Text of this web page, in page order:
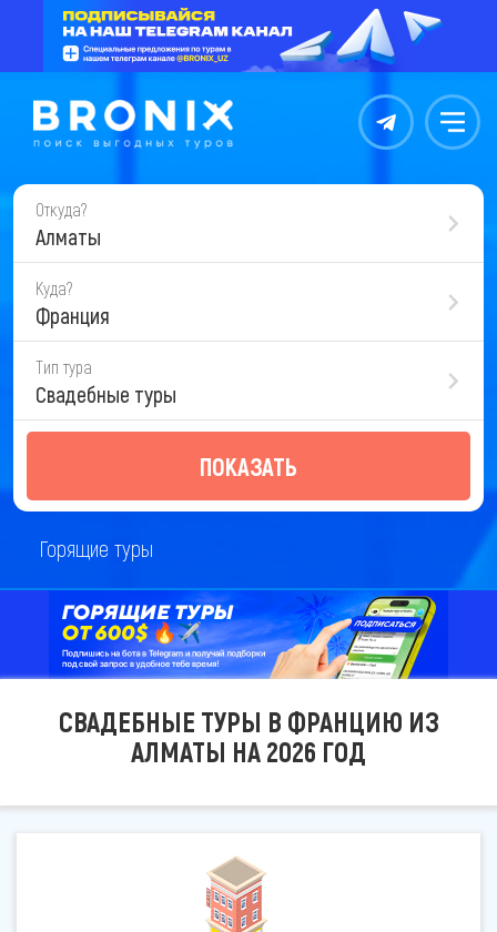
Контакты Меню
Откуда?
Алматы
Куда?
Франция
Тип тура
Свадебные туры
ПОКАЗАТЬ
Горящие туры
СВАДЕБНЫЕ ТУРЫ В ФРАНЦИЮ ИЗ
АЛМАТЫ НА 2026 ГОД